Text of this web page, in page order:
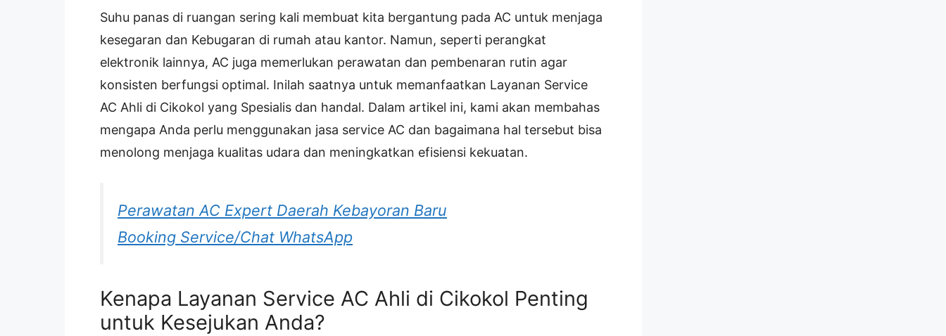
Suhu panas di ruangan sering kali membuat kita bergantung pada AC untuk menjaga
kesegaran dan Kebugaran di rumah atau kantor. Namun, seperti perangkat
elektronik lainnya, AC juga memerlukan perawatan dan pembenaran rutin agar
konsisten berfungsi optimal. Inilah saatnya untuk memanfaatkan Layanan Service
AC Ahli di Cikokol yang Spesialis dan handal. Dalam artikel ini, kami akan membahas
mengapa Anda perlu menggunakan jasa service AC dan bagaimana hal tersebut bisa
menolong menjaga kualitas udara dan meningkatkan efisiensi kekuatan.
Perawatan AC Expert Daerah Kebayoran Baru
Booking Service/Chat WhatsApp
Kenapa Layanan Service AC Ahli di Cikokol Penting
untuk Kesejukan Anda?